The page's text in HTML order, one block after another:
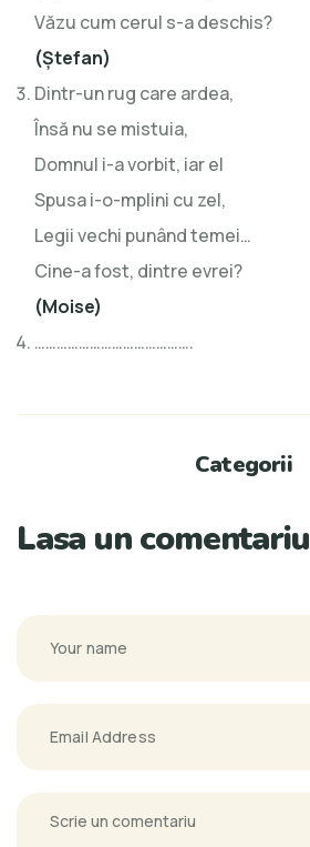
Văzu cum cerul s-a deschis?
(Ştefan)
Dintr-un rug care ardea,
Însă nu se mistuia,
Domnul i-a vorbit, iar el
Spusa i-o-mplini cu zel,
Legii vechi punând temei…
Cine-a fost, dintre evrei?
(Moise)
…………………………………….
Categorii
Lasa un comentariu